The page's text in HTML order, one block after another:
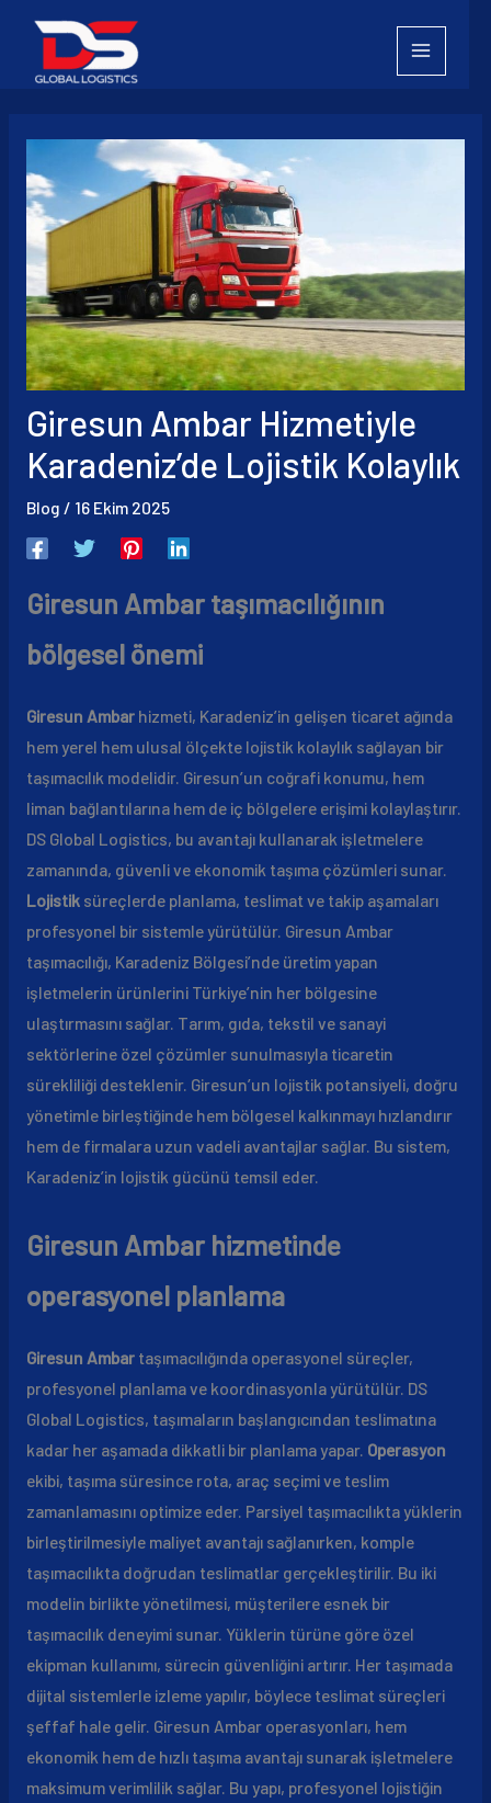
Giresun Ambar Hizmetiyle
Karadeniz’de Lojistik Kolaylık
Blog / 16 Ekim 2025
Giresun Ambar taşımacılığının
bölgesel önemi
Giresun Ambarhizmeti, Karadeniz’in gelişen ticaret ağında
hem yerel hem ulusal ölçekte lojistik kolaylık sağlayan bir
taşımacılık modelidir. Giresun’un coğrafi konumu, hem
liman bağlantılarına hem de iç bölgelere erişimi kolaylaştırır.
DS Global Logistics, bu avantajı kullanarak işletmelere
zamanında, güvenli ve ekonomik taşıma çözümleri sunar.
Lojistiksüreçlerde planlama, teslimat ve takip aşamaları
profesyonel bir sistemle yürütülür. Giresun Ambar
taşımacılığı, Karadeniz Bölgesi’nde üretim yapan
işletmelerin ürünlerini Türkiye’nin her bölgesine
ulaştırmasını sağlar. Tarım, gıda, tekstil ve sanayi
sektörlerine özel çözümler sunulmasıyla ticaretin
sürekliliği desteklenir. Giresun’un lojistik potansiyeli, doğru
yönetimle birleştiğinde hem bölgesel kalkınmayı hızlandırır
hem de firmalara uzun vadeli avantajlar sağlar. Bu sistem,
Karadeniz’in lojistik gücünü temsil eder.
Giresun Ambar hizmetinde
operasyonel planlama
Giresun Ambartaşımacılığında operasyonel süreçler,
profesyonel planlama ve koordinasyonla yürütülür. DS
Global Logistics, taşımaların başlangıcından teslimatına
kadar her aşamada dikkatli bir planlama yapar. Operasyon
ekibi, taşıma süresince rota, araç seçimi ve teslim
zamanlamasını optimize eder. Parsiyel taşımacılıkta yüklerin
birleştirilmesiyle maliyet avantajı sağlanırken, komple
taşımacılıkta doğrudan teslimatlar gerçekleştirilir. Bu iki
modelin birlikte yönetilmesi, müşterilere esnek bir
taşımacılık deneyimi sunar. Yüklerin türüne göre özel
ekipman kullanımı, sürecin güvenliğini artırır. Her taşımada
dijital sistemlerle izleme yapılır, böylece teslimat süreçleri
şeffaf hale gelir. Giresun Ambar operasyonları, hem
ekonomik hem de hızlı taşıma avantajı sunarak işletmelere
maksimum verimlilik sağlar. Bu yapı, profesyonel lojistiğin